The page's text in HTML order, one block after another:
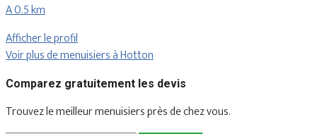
A 0.5 km
Afficher le profil
Voir plus de menuisiers à Hotton
Comparez gratuitement les devis
Trouvez le meilleur menuisiers près de chez vous.